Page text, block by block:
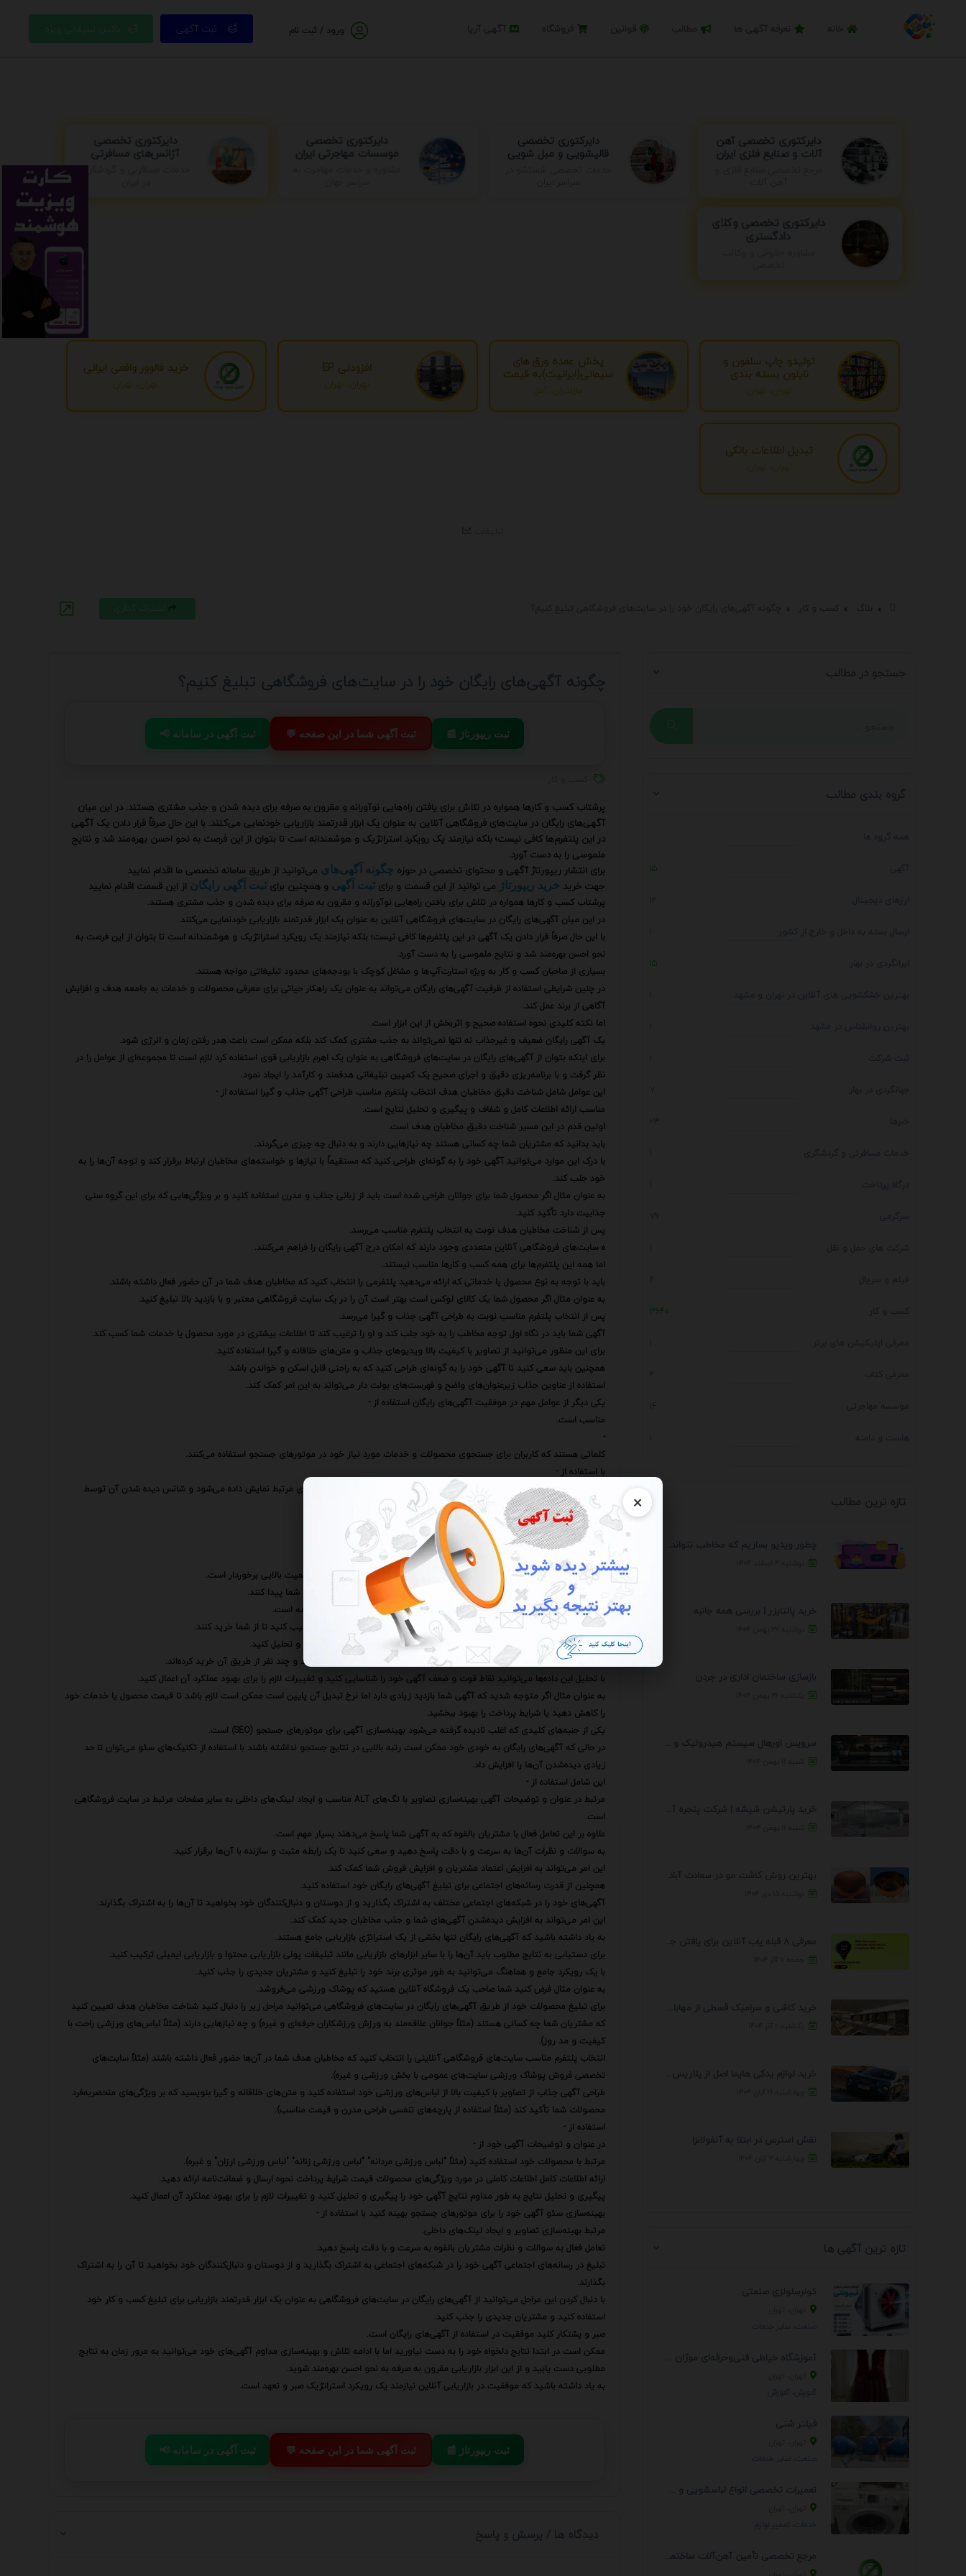
ثبت آگهی ورود / ثبت نام
دایرکتوری تخصصی آهن
آلات و صنایع فلزی ایران
دایرکتوری تخصصی
قالیشویی و مبل شویی
دایرکتوری تخصصی
موسسات مهاجرتی ایران
دایرکتوری تخصصی
آژانس‌های مسافرتی
خدمات مسافرتی و گردشگری
دایرکتوری تخصصی وکلای
دادگستری
تولیدو چاپ سلفون و
نایلون بسته بندی
تهران، تهران
پخش عمده ورق های
سیمانی(ایرانیت)به قیمت
درب کارخانه
مازندران، آمل
افزودنی EP
تهران، تهران
خرید فالوور واقعی ایرانی
تهران، تهران
تبدیل اطلاعات بانکی
تهران، تهران
×
چگونه آگهی‌های رایگان خود را در سایت‌های فروشگاهی تبلیغ کنیم؟
📢 ثبت آگهی در سامانه 💬 ثبت آگهی شما در این صفحه 📰 ثبت ریپورتاژ
پرشتاب کسب و کارها همواره در تلاش برای یافتن راه‌هایی نوآورانه و مقرون به صرفه برای دیده شدن و جذب مشتری هستند. در این میان
آگهی‌های رایگان در سایت‌های فروشگاهی آنلاین به عنوان یک ابزار قدرتمند بازاریابی خودنمایی می‌کنند. با این حال صرفاً قرار دادن یک آگهی
در این پلتفرم‌ها کافی نیست؛ بلکه نیازمند یک رویکرد استراتژیک و هوشمندانه است تا بتوان از این فرصت به نحو احسن بهره‌مند شد و نتایج
ملموسی را به دست آورد.
برای انتشار ریپورتاژ آگهی و محتوای تخصصی در حوزه چگونه آگهی‌های می‌توانید از طریق سامانه تخصصی ما اقدام نمایید
جهت خرید خرید ریپورتاژ می توانید از این قسمت و برای ثبت آگهی و همچنین برای ثبت آگهی رایگان از این قسمت اقدام نمایید
پرشتاب کسب و کارها همواره در تلاش برای یافتن راه‌هایی نوآورانه و مقرون به صرفه برای دیده شدن و جذب مشتری هستند.
در این میان آگهی‌های رایگان در سایت‌های فروشگاهی آنلاین به عنوان یک ابزار قدرتمند بازاریابی خودنمایی می‌کنند.
با این حال صرفاً قرار دادن یک آگهی در این پلتفرم‌ها کافی نیست؛ بلکه نیازمند یک رویکرد استراتژیک و هوشمندانه است تا بتوان از این فرصت به
نحو احسن بهره‌مند شد و نتایج ملموسی را به دست آورد.
بسیاری از صاحبان کسب و کار به ویژه استارت‌آپ‌ها و مشاغل کوچک با بودجه‌های محدود تبلیغاتی مواجه هستند.
در چنین شرایطی استفاده از ظرفیت آگهی‌های رایگان می‌تواند به عنوان یک راهکار حیاتی برای معرفی محصولات و خدمات به جامعه هدف و افزایش
آگاهی از برند عمل کند.
اما نکته کلیدی نحوه استفاده صحیح و اثربخش از این ابزار است.
یک آگهی رایگان ضعیف و غیرجذاب نه تنها نمی‌تواند به جذب مشتری کمک کند بلکه ممکن است باعث هدر رفتن زمان و انرژی شود.
برای اینکه بتوان از آگهی‌های رایگان در سایت‌های فروشگاهی به عنوان یک اهرم بازاریابی قوی استفاده کرد لازم است تا مجموعه‌ای از عوامل را در
نظر گرفت و با برنامه‌ریزی دقیق و اجرای صحیح یک کمپین تبلیغاتی هدفمند و کارآمد را ایجاد نمود.
این عوامل شامل شناخت دقیق مخاطبان هدف انتخاب پلتفرم مناسب طراحی آگهی جذاب و گیرا استفاده از -
مناسب ارائه اطلاعات کامل و شفاف و پیگیری و تحلیل نتایج است.
اولین قدم در این مسیر شناخت دقیق مخاطبان هدف است.
باید بدانید که مشتریان شما چه کسانی هستند چه نیازهایی دارند و به دنبال چه چیزی می‌گردند.
با درک این موارد می‌توانید آگهی خود را به گونه‌ای طراحی کنید که مستقیماً با نیازها و خواسته‌های مخاطبان ارتباط برقرار کند و توجه آن‌ها را به
خود جلب کند.
به عنوان مثال اگر محصول شما برای جوانان طراحی شده است باید از زبانی جذاب و مدرن استفاده کنید و بر ویژگی‌هایی که برای این گروه سنی
جذابیت دارد تأکید کنید.
پس از شناخت مخاطبان هدف نوبت به انتخاب پلتفرم مناسب می‌رسد.
ه سایت‌های فروشگاهی آنلاین متعددی وجود دارند که امکان درج آگهی رایگان را فراهم می‌کنند.
اما همه این پلتفرم‌ها برای همه کسب و کارها مناسب نیستند.
باید با توجه به نوع محصول یا خدماتی که ارائه می‌دهید پلتفرمی را انتخاب کنید که مخاطبان هدف شما در آن حضور فعال داشته باشند.
به عنوان مثال اگر محصول شما یک کالای لوکس است بهتر است آن را در یک سایت فروشگاهی معتبر و با بازدید بالا تبلیغ کنید.
پس از انتخاب پلتفرم مناسب نوبت به طراحی آگهی جذاب و گیرا می‌رسد.
آگهی شما باید در نگاه اول توجه مخاطب را به خود جلب کند و او را ترغیب کند تا اطلاعات بیشتری در مورد محصول یا خدمات شما کسب کند.
برای این منظور می‌توانید از تصاویر با کیفیت بالا ویدیوهای جذاب و متن‌های خلاقانه و گیرا استفاده کنید.
همچنین باید سعی کنید تا آگهی خود را به گونه‌ای طراحی کنید که به راحتی قابل اسکن و خواندن باشد.
استفاده از عناوین جذاب زیرعنوان‌های واضح و فهرست‌های بولت دار می‌تواند به این امر کمک کند.
یکی دیگر از عوامل مهم در موفقیت آگهی‌های رایگان استفاده از -
مناسب است.
-
کلماتی هستند که کاربران برای جستجوی محصولات و خدمات مورد نیاز خود در موتورهای جستجو استفاده می‌کنند.
با استفاده از -
مناسب در آگهی خود می‌توانید اطمینان حاصل کنید که آگهی شما در نتایج جستجوی مرتبط نمایش داده می‌شود و شانس دیده شدن آن توسط
مخاطبان هدف افزایش می‌یابد.
برای یافتن -
مناسب می‌توانید از ابزارهای تحقیق -
مانند Agahiaria Keyword Planner استفاده کنید.
علاوه بر موارد فوق ارائه اطلاعات کامل و شفاف در مورد محصول یا خدمات نیز از اهمیت بالایی برخوردار است.
مشتریان باید بتوانند به راحتی اطلاعات مورد نیاز خود را در مورد محصول یا خدمات شما پیدا کنند.
این اطلاعات شامل ویژگی‌های محصول قیمت شرایط پرداخت نحوه ارسال و ضمانت‌نامه است.
با ارائه اطلاعات کامل و شفاف می‌توانید اعتماد مشتریان را جلب کنید و آن‌ها را ترغیب کنید تا از شما خرید کنند.
پس از قرار دادن آگهی در سایت فروشگاهی باید به طور مداوم نتایج آن را پیگیری و تحلیل کنید.
بررسی کنید که آگهی شما چند بار دیده شده است چند نفر بر روی آن کلیک کرده‌اند و چند نفر از طریق آن خرید کرده‌اند.
با تحلیل این داده‌ها می‌توانید نقاط قوت و ضعف آگهی خود را شناسایی کنید و تغییرات لازم را برای بهبود عملکرد آن اعمال کنید.
به عنوان مثال اگر متوجه شدید که آگهی شما بازدید زیادی دارد اما نرخ تبدیل آن پایین است ممکن است لازم باشد تا قیمت محصول یا خدمات خود
را کاهش دهید یا شرایط پرداخت را بهبود ببخشید.
یکی از جنبه‌های کلیدی که اغلب نادیده گرفته می‌شود بهینه‌سازی آگهی برای موتورهای جستجو (SEO) است.
در حالی که آگهی‌های رایگان به خودی خود ممکن است رتبه بالایی در نتایج جستجو نداشته باشند با استفاده از تکنیک‌های سئو می‌توان تا حد
زیادی دیده‌شدن آن‌ها را افزایش داد.
این شامل استفاده از -
مرتبط در عنوان و توضیحات آگهی بهینه‌سازی تصاویر با تگ‌های ALT مناسب و ایجاد لینک‌های داخلی به سایر صفحات مرتبط در سایت فروشگاهی
است.
علاوه بر این تعامل فعال با مشتریان بالقوه که به آگهی شما پاسخ می‌دهند بسیار مهم است.
به سوالات و نظرات آن‌ها به سرعت و با دقت پاسخ دهید و سعی کنید تا یک رابطه مثبت و سازنده با آن‌ها برقرار کنید.
این امر می‌تواند به افزایش اعتماد مشتریان و افزایش فروش شما کمک کند.
همچنین از قدرت رسانه‌های اجتماعی برای تبلیغ آگهی‌های رایگان خود استفاده کنید.
آگهی‌های خود را در شبکه‌های اجتماعی مختلف به اشتراک بگذارید و از دوستان و دنبال‌کنندگان خود بخواهید تا آن‌ها را به اشتراک بگذارند.
این امر می‌تواند به افزایش دیده‌شدن آگهی‌های شما و جذب مخاطبان جدید کمک کند.
به یاد داشته باشید که آگهی‌های رایگان تنها بخشی از یک استراتژی بازاریابی جامع هستند.
برای دستیابی به نتایج مطلوب باید آن‌ها را با سایر ابزارهای بازاریابی مانند تبلیغات پولی بازاریابی محتوا و بازاریابی ایمیلی ترکیب کنید.
با یک رویکرد جامع و هماهنگ می‌توانید به طور موثری برند خود را تبلیغ کنید و مشتریان جدیدی را جذب کنید.
به عنوان مثال فرض کنید شما صاحب یک فروشگاه آنلاین هستید که پوشاک ورزشی می‌فروشد.
برای تبلیغ محصولات خود از طریق آگهی‌های رایگان در سایت‌های فروشگاهی می‌توانید مراحل زیر را دنبال کنید شناخت مخاطبان هدف تعیین کنید
که مشتریان شما چه کسانی هستند (مثلاً جوانان علاقه‌مند به ورزش ورزشکاران حرفه‌ای و غیره) و چه نیازهایی دارند (مثلاً لباس‌های ورزشی راحت با
کیفیت و مد روز).
انتخاب پلتفرم مناسب سایت‌های فروشگاهی آنلاینی را انتخاب کنید که مخاطبان هدف شما در آن‌ها حضور فعال داشته باشند (مثلاً سایت‌های
تخصصی فروش پوشاک ورزشی سایت‌های عمومی با بخش ورزشی و غیره).
طراحی آگهی جذاب از تصاویر با کیفیت بالا از لباس‌های ورزشی خود استفاده کنید و متن‌های خلاقانه و گیرا بنویسید که بر ویژگی‌های منحصربه‌فرد
محصولات شما تأکید کند (مثلاً استفاده از پارچه‌های تنفسی طراحی مدرن و قیمت مناسب).
استفاده از -
در عنوان و توضیحات آگهی خود از -
مرتبط با محصولات خود استفاده کنید (مثلاً "لباس ورزشی مردانه" "لباس ورزشی زنانه" "لباس ورزشی ارزان" و غیره).
ارائه اطلاعات کامل اطلاعات کاملی در مورد ویژگی‌های محصولات قیمت شرایط پرداخت نحوه ارسال و ضمانت‌نامه ارائه دهید.
پیگیری و تحلیل نتایج به طور مداوم نتایج آگهی خود را پیگیری و تحلیل کنید و تغییرات لازم را برای بهبود عملکرد آن اعمال کنید.
بهینه‌سازی سئو آگهی خود را برای موتورهای جستجو بهینه کنید با استفاده از -
مرتبط بهینه‌سازی تصاویر و ایجاد لینک‌های داخلی.
تعامل فعال به سوالات و نظرات مشتریان بالقوه به سرعت و با دقت پاسخ دهید.
تبلیغ در رسانه‌های اجتماعی آگهی خود را در شبکه‌های اجتماعی به اشتراک بگذارید و از دوستان و دنبال‌کنندگان خود بخواهید تا آن را به اشتراک
بگذارند.
با دنبال کردن این مراحل می‌توانید از آگهی‌های رایگان در سایت‌های فروشگاهی به عنوان یک ابزار قدرتمند بازاریابی برای تبلیغ کسب و کار خود
استفاده کنید و مشتریان جدیدی را جذب کنید.
صبر و پشتکار کلید موفقیت در استفاده از آگهی‌های رایگان است.
ممکن است در ابتدا نتایج دلخواه خود را به دست نیاورید اما با ادامه تلاش و بهینه‌سازی مداوم آگهی‌های خود می‌توانید به مرور زمان به نتایج
مطلوبی دست یابید و از این ابزار بازاریابی مقرون به صرفه به نحو احسن بهره‌مند شوید.
به یاد داشته باشید که موفقیت در بازاریابی آنلاین نیازمند یک رویکرد استراتژیک صبر و تعهد است.
📢 ثبت آگهی در سامانه 💬 ثبت آگهی شما در این صفحه 📰 ثبت ریپورتاژ
دیدگاه ها / پرسش و پاسخ
جستجو در مطالب
گروه بندی مطالب
15
12
1
15
1
1
1
7
23
1
1
79
1
4
3640
1
4
14
1
تازه ترین مطالب
خرید پالتایزر | بررسی همه جانبه
بازسازی ساختمان اداری در جردن
خرید پارتیشن شیشه | شرکت پنجره آسمان
بهترین روش کاشت مو در سعادت آباد
معرفی 8 قبله یاب آنلاین برای یافتن جهت انجام ...
نقش استرس در ابتلا به آنفولانزا
تازه ترین آگهی ها
کولرسلولزی صنعتی
فیلتر شنی
مرجع تخصصی تأمین آهن‌آلات ساختمانی و صنعتی